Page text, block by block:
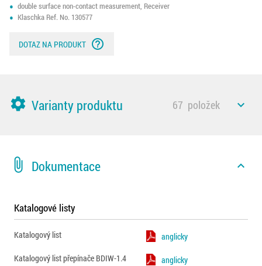
double surface non-contact measurement, Receiver
Klaschka Ref. No. 130577
DOTAZ NA PRODUKT help_outline
settings Varianty produktu 67 položek expand_less
attach_file Dokumentace expand_less
Katalogové listy
Katalogový list
anglicky
Katalogový list přepínače BDIW-1.4
anglicky